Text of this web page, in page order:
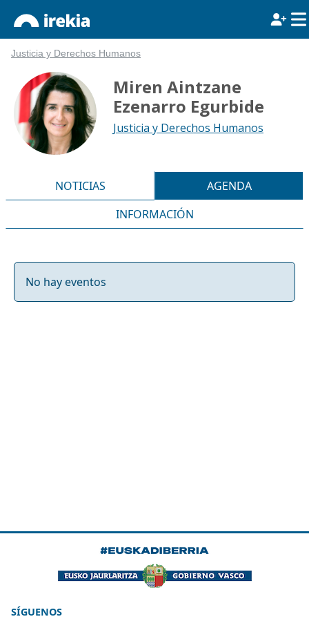
Justicia y Derechos Humanos
Miren Aintzane
Ezenarro Egurbide
Justicia y Derechos Humanos
NOTICIAS
AGENDA
INFORMACIÓN
No hay eventos
SÍGUENOS